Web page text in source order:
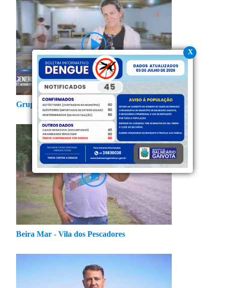
X
Grupo de Dança dos Idosos
Beira Mar - Vila dos Pescadores